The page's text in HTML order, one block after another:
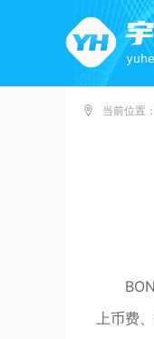
当前位置：
上币费